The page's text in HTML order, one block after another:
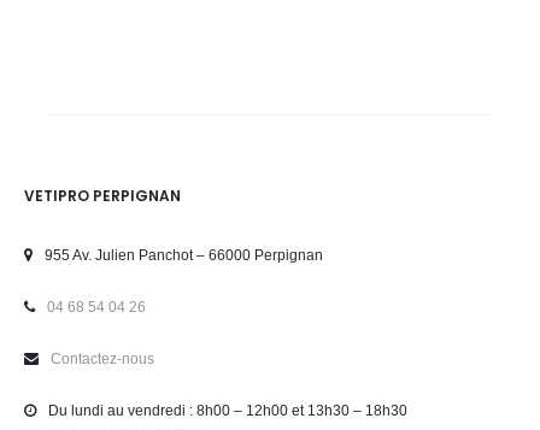
VETIPRO PERPIGNAN
955 Av. Julien Panchot – 66000 Perpignan
04 68 54 04 26
Contactez-nous
Du lundi au vendredi : 8h00 – 12h00 et 13h30 – 18h30